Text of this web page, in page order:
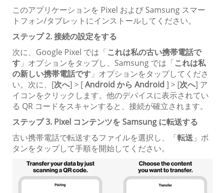
このアプリケーションを Pixel および Samsung スマー
トフォン/タブレットにインストールしてください。
ステップ 2. 接続の設定をする
次に、Google Pixel では「これは私の古い携帯電話で
す 」オプションをタップし、Samsung では「これは私
の新しい携帯電話です 」オプションをタップしてくださ
い。次に、[次へ] > [Android から Android ] > [次へ] ア
イコンをクリックします。他のデバイスに表示されてい
る QR コードをスキャンすると、接続が確立されます。
ステップ 3. Pixel コンテンツを Samsung に転送する
古い携帯電話で転送するファイルを選択し、「転送 」ボ
タンをタップして手順を開始してください。